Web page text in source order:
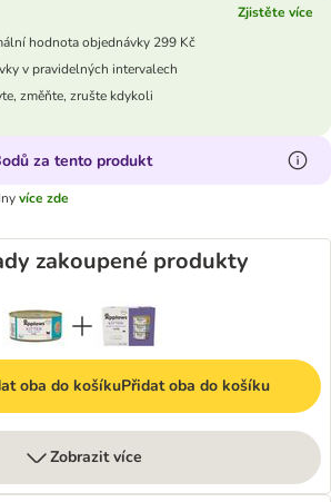
Zjistěte více
hodnota objednávky 299 Kč
v pravidelných intervalech
změňte, zrušte kdykoli
za tento produkt
více zde
zakoupené produkty
oba do košíkuPřidat oba do košíku
Zobrazit více